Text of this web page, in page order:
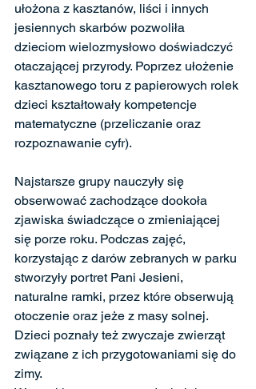
ułożona z kasztanów, liści i innych
jesiennych skarbów pozwoliła
dzieciom wielozmysłowo doświadczyć
otaczającej przyrody. Poprzez ułożenie
kasztanowego toru z papierowych rolek
dzieci kształtowały kompetencje
matematyczne (przeliczanie oraz
rozpoznawanie cyfr).
Najstarsze grupy nauczyły się
obserwować zachodzące dookoła
zjawiska świadczące o zmieniającej
się porze roku. Podczas zajęć,
korzystając z darów zebranych w parku
stworzyły portret Pani Jesieni,
naturalne ramki, przez które obserwują
otoczenie oraz jeże z masy solnej.
Dzieci poznały też zwyczaje zwierząt
związane z ich przygotowaniami się do
zimy.